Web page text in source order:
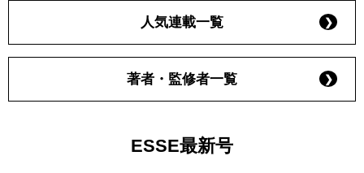
人気連載一覧
著者・監修者一覧
ESSE最新号